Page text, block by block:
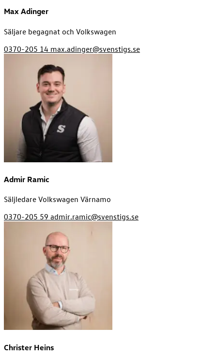
Max Adinger
Säljare begagnat och Volkswagen
0370-205 14 max.adinger@svenstigs.se
Admir Ramic
Säljledare Volkswagen Värnamo
0370-205 59 admir.ramic@svenstigs.se
Christer Heins